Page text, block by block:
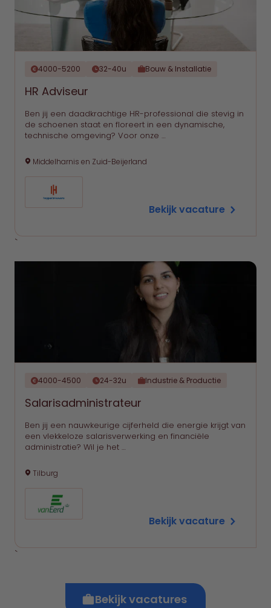
4000-5200 32-40u Bouw & Installatie
HR Adviseur
Ben jij een daadkrachtige HR-professional die stevig in
de schoenen staat en floreert in een dynamische,
technische omgeving? Voor onze …
Middelharnis en Zuid-Beijerland
Bekijk vacature
`
4000-4500 24-32u Industrie & Productie
Salarisadministrateur
Ben jij een nauwkeurige cijferheld die energie krijgt van
een vlekkeloze salarisverwerking en financiële
administratie? Wil je het …
Tilburg
Bekijk vacature
`
Bekijk vacatures